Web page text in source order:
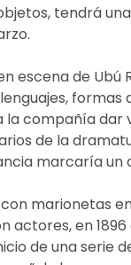
tendrá
escena de Ubú
la compañía dar
de la
marcaría un
marionetas
actores, en
de una serie